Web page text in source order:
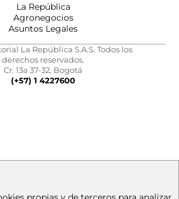
La República
Agronegocios
Asuntos Legales
La República S.A.S. Todos los
derechos reservados.
Cr. 13a 37-32, Bogotá
(+57) 1 4227600